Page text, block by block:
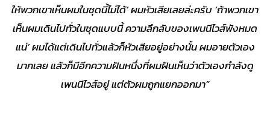
ให้พวกเขาเห็นผมในชุดนี้ไม่ได้’ผมหัวเสียเลยล่ะครับ ‘ถ้าพวกเขา
เห็นผมเดินไปทั่วในชุดแบบนี้ ความลึกลับของเพนนีไวส์พังหมด
แน่’ผมได้แต่เดินไปทั่วแล้วก็หัวเสียอยู่อย่างนั้น ผมอายตัวเอง
มากเลย แล้วก็มีอีกความฝันหนึ่งที่ผมฝันเห็นว่าตัวเองกำลังดู
เพนนีไวส์อยู่ แต่ตัวผมถูกแยกออกมา”